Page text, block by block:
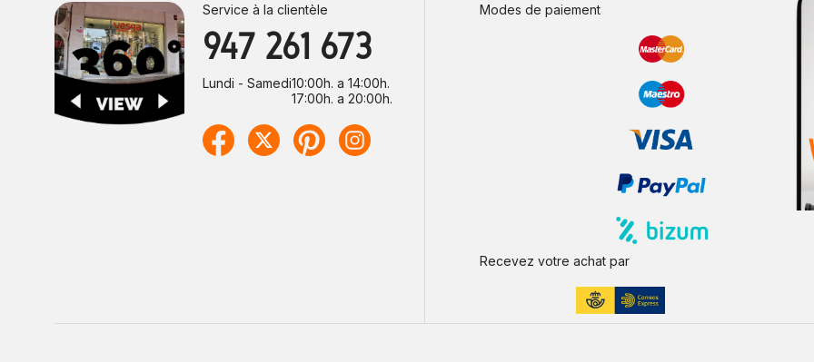
Service à la clientèle
947 261 673
Lundi - Samedi10:00h. a 14:00h.
17:00h. a 20:00h.
Modes de paiement
Recevez votre achat par